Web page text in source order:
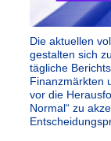
Die aktuellen
gestalten sich
tägliche
Finanzmärkten
vor die
Normal“ zu